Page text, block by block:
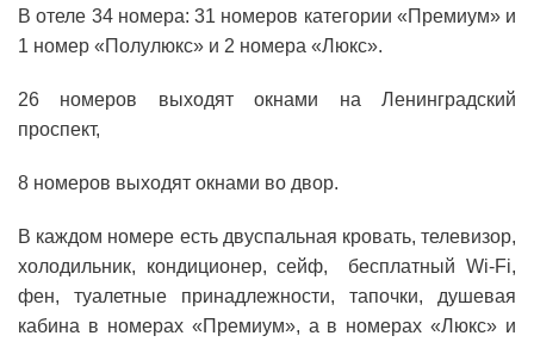
В отеле 34 номера: 31 номеров категории «Премиум» и
1 номер «Полулюкс» и 2 номера «Люкс».
26 номеров выходят окнами на Ленинградский
проспект,
8 номеров выходят окнами во двор.
В каждом номере есть двуспальная кровать, телевизор,
холодильник, кондиционер, сейф, бесплатный Wi-Fi,
фен, туалетные принадлежности, тапочки, душевая
кабина в номерах «Премиум», а в номерах «Люкс» и